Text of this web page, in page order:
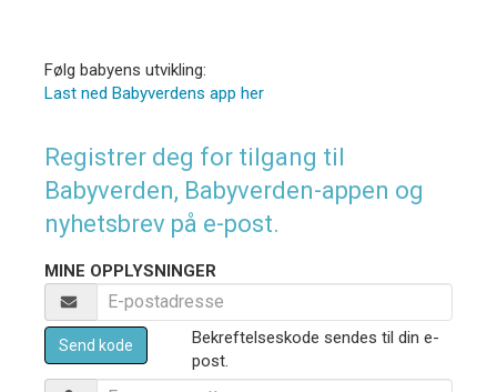
Følg babyens utvikling:
Last ned Babyverdens app her
Registrer deg for tilgang til
Babyverden, Babyverden-appen og
nyhetsbrev på e-post.
MINE OPPLYSNINGER
Send kode
Bekreftelseskode sendes til din e-
post.